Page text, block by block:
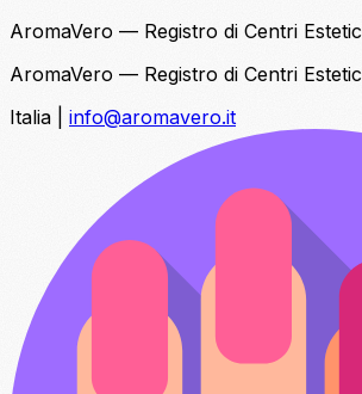
AromaVero — Registro di Centri
AromaVero — Registro di Centri
Italia
info@aromavero.it